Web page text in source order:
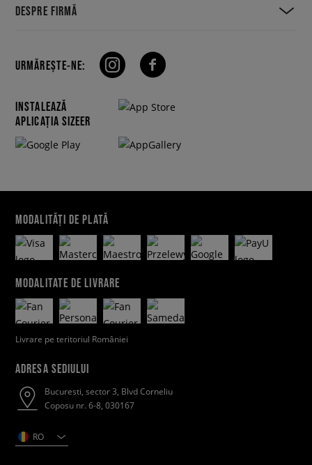
DESPRE FIRMĂ
URMĂREȘTE-NE:
INSTALEAZĂ
APLICAȚIA SIZEER
MODALITĂȚI DE PLATĂ
MODALITATE DE LIVRARE
Livrare pe teritoriul României
ADRESA SEDIULUI
Bucuresti, sector 3, Blvd Corneliu
Coposu nr. 6-8, 030167
RO